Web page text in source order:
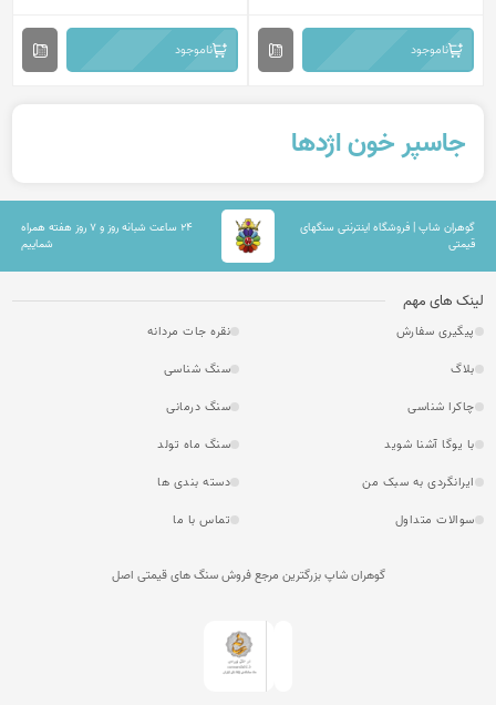
ناموجود ناموجود
جاسپر خون اژدها
گوهران شاپ | فروشگاه اینترنتی سنگهای
قیمتی
۲۴ ساعت شبانه روز و ۷ روز هفته همراه
شماییم
لینک های مهم
پیگیری سفارش
نقره جات مردانه
بلاگ
سنگ شناسی
چاکرا شناسی
سنگ درمانی
با یوگا آشنا شوید
سنگ ماه تولد
ایرانگردی به سبک من
دسته بندی ها
سوالات متداول
تماس با ما
گوهران شاپ بزرگترین مرجع فروش سنگ های قیمتی اصل